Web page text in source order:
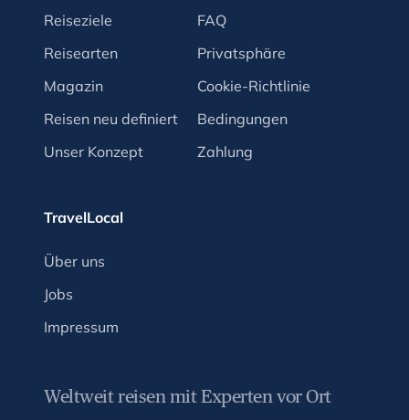
Reiseziele
Reisearten
Magazin
Reisen neu definiert
Unser Konzept
FAQ
Privatsphäre
Cookie-Richtlinie
Bedingungen
Zahlung
TravelLocal
Über uns
Jobs
Impressum
Weltweit reisen mit Experten vor Ort